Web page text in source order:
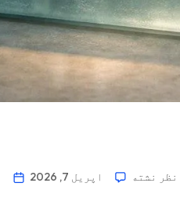
اپریل 7, 2026 نظر نشته